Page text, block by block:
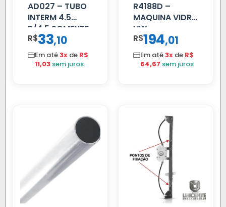
AD027 – TUBO
INTERM 4.5
P/4.5 SOMENTE
PROLONGADOR
R$33,10
Em até3x de R$
11,03 sem juros
R4188D –
MAQUINA VIDRO
VW
CONSTELLATION
MANUAL LD
R$194,01
Em até3x de R$
64,67 sem juros